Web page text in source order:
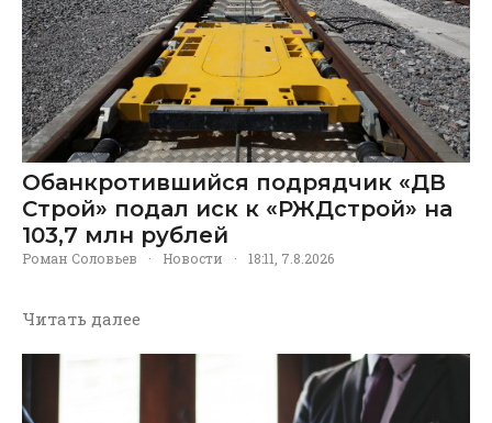
Обанкротившийся подрядчик «ДВ
Строй» подал иск к «РЖДстрой» на
103,7 млн рублей
Роман Соловьев · Новости · 18:11, 7.8.2026
Читать далее